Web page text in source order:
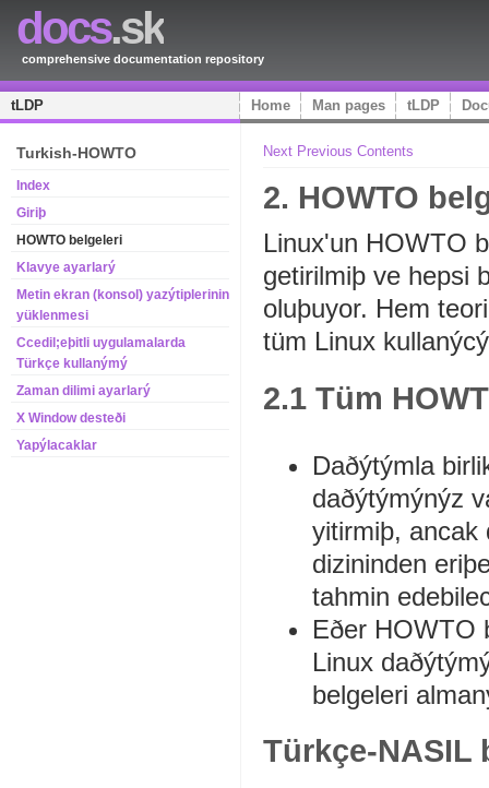
docs.sk
comprehensive documentation repository
tLDP Home Man pages tLDP
Turkish-HOWTO
Index
Giriþ
HOWTO belgeleri
Klavye ayarlarý
Metin ekran (konsol) yazýtiplerinin
yüklenmesi
Ccedil;eþitli uygulamalarda
Türkçe kullanýmý
Zaman dilimi ayarlarý
X Window desteði
Yapýlacaklar
Next Previous Contents
2. HOWTO
Linux'un HOWTO
getirilmiþ ve hepsi
oluþuyor. Hem
tüm Linux
2.1 Tüm
Daðýtýmla
daðýtýmýnýz
yitirmiþ, ancak
dizininden
tahmin
Eðer HOWTO
Linux
belgeleri
Türkçe-NASIL